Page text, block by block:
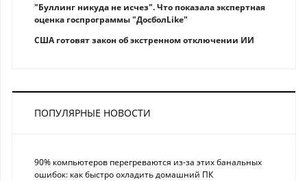
"Буллинг никуда не исчез". Что показала экспертная
оценка госпрограммы "ДосболLike"
США готовят закон об экстренном отключении ИИ
ПОПУЛЯРНЫЕ НОВОСТИ
90% компьютеров перегреваются из-за этих банальных
ошибок: как быстро охладить домашний ПК